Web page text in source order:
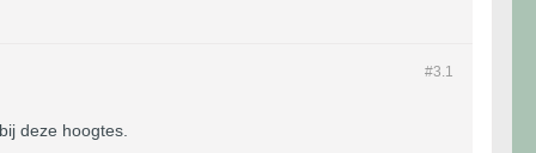
#3. 1
deze hoogtes.